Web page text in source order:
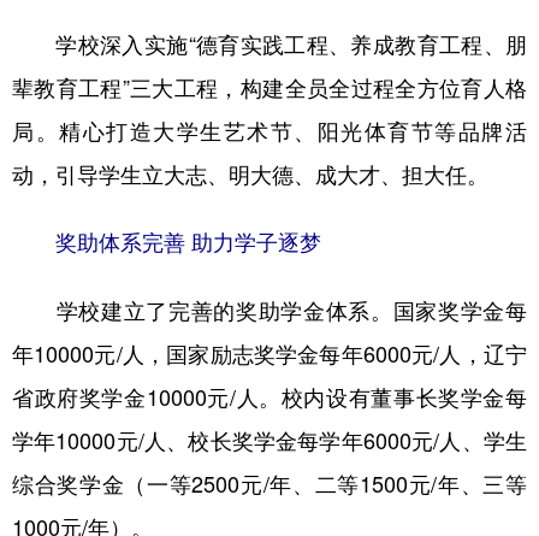
学校深入实施“德育实践工程、养成教育工程、朋
辈教育工程”三大工程，构建全员全过程全方位育人格
局。精心打造大学生艺术节、阳光体育节等品牌活
动，引导学生立大志、明大德、成大才、担大任。
奖助体系完善 助力学子逐梦
学校建立了完善的奖助学金体系。国家奖学金每
年10000元/人，国家励志奖学金每年6000元/人，辽宁
省政府奖学金10000元/人。校内设有董事长奖学金每
学年10000元/人、校长奖学金每学年6000元/人、学生
综合奖学金（一等2500元/年、二等1500元/年、三等
1000元/年）。